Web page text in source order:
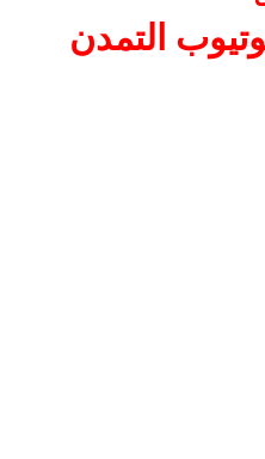
التمدن